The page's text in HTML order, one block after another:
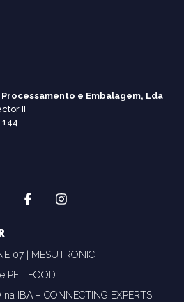
e Embalagem, Lda
II
07 | MESUTRONIC
PET FOOD
IBA – CONNECTING EXPERTS